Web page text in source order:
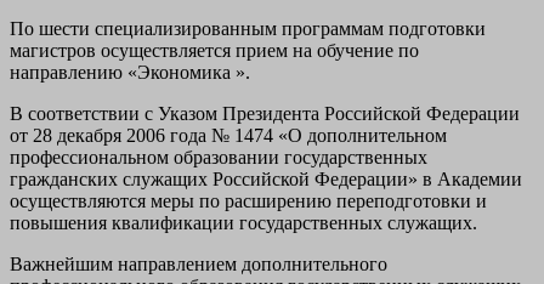
По шести специализированным программам подготовки
магистров осуществляется прием на обучение по
направлению «Экономика ».
В соответствии с Указом Президента Российской Федерации
от 28 декабря 2006 года № 1474 «О дополнительном
профессиональном образовании государственных
гражданских служащих Российской Федерации» в Академии
осуществляются меры по расширению переподготовки и
повышения квалификации государственных служащих.
Важнейшим направлением дополнительного